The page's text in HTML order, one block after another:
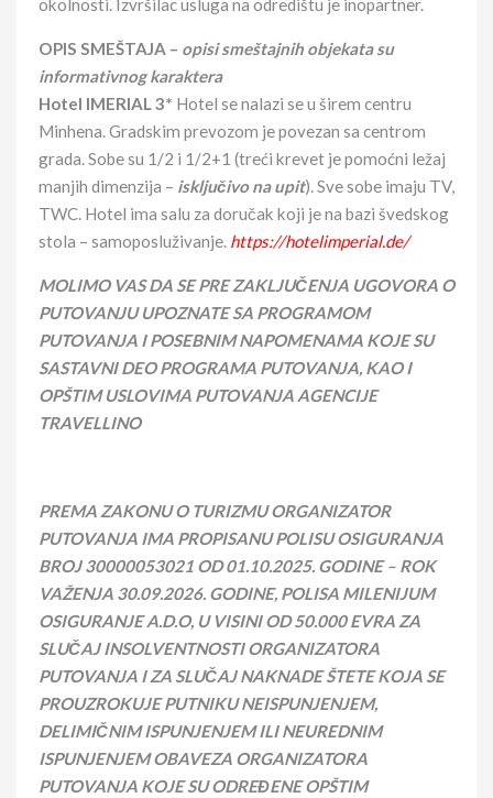
okolnosti. Izvršilac usluga na odredištu je inopartner.
OPIS SMEŠTAJA – opisi smeštajnih objekata su
informativnog karaktera
Hotel IMERIAL 3* Hotel se nalazi se u širem centru
Minhena. Gradskim prevozom je povezan sa centrom
grada. Sobe su 1/2 i 1/2+1 (treći krevet je pomoćni ležaj
manjih dimenzija – isključivo na upit). Sve sobe imaju TV,
TWC. Hotel ima salu za doručak koji je na bazi švedskog
stola – samoposluživanje. https://hotelimperial.de/
MOLIMO VAS DA SE PRE ZAKLJUČENJA UGOVORA O
PUTOVANJU UPOZNATE SA PROGRAMOM
PUTOVANJA I POSEBNIM NAPOMENAMA KOJE SU
SASTAVNI DEO PROGRAMA PUTOVANJA, KAO I
OPŠTIM USLOVIMA PUTOVANJA AGENCIJE
TRAVELLINO
PREMA ZAKONU O TURIZMU ORGANIZATOR
PUTOVANJA IMA PROPISANU POLISU OSIGURANJA
BROJ30000053021 OD 01.10.2025. GODINE – ROK
VAŽENJA 30.09.2026. GODINE, POLISA MILENIJUM
OSIGURANJE A.D.O, U VISINI OD 50.000 EVRA ZA
SLUČAJ INSOLVENTNOSTI ORGANIZATORA
PUTOVANJA I ZA SLUČAJ NAKNADE ŠTETE KOJA SE
PROUZROKUJE PUTNIKU NEISPUNJENJEM,
DELIMIČNIM ISPUNJENJEM ILI NEUREDNIM
ISPUNJENJEM OBAVEZA ORGANIZATORA
PUTOVANJA KOJE SU ODREĐENE OPŠTIM